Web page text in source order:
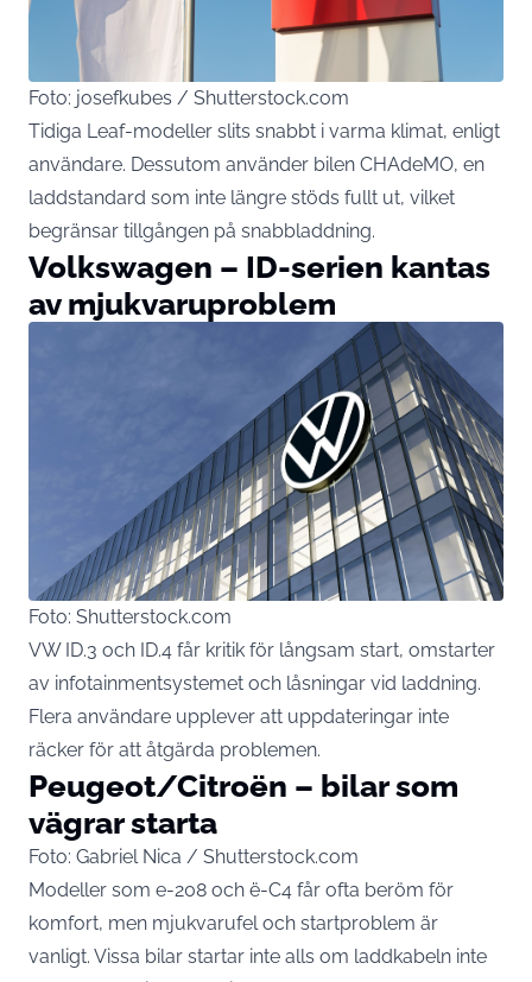
Foto: josefkubes / Shutterstock.com
Tidiga Leaf-modeller slits snabbt i varma klimat, enligt
användare. Dessutom använder bilen CHAdeMO, en
laddstandard som inte längre stöds fullt ut, vilket
begränsar tillgången på snabbladdning.
Volkswagen – ID-serien kantas
av mjukvaruproblem
Foto: Shutterstock.com
VW ID.3 och ID.4 får kritik för långsam start, omstarter
av infotainmentsystemet och låsningar vid laddning.
Flera användare upplever att uppdateringar inte
räcker för att åtgärda problemen.
Peugeot/Citroën – bilar som
vägrar starta
Foto: Gabriel Nica / Shutterstock.com
Modeller som e-208 och ë-C4 får ofta beröm för
komfort, men mjukvarufel och startproblem är
vanligt. Vissa bilar startar inte alls om laddkabeln inte